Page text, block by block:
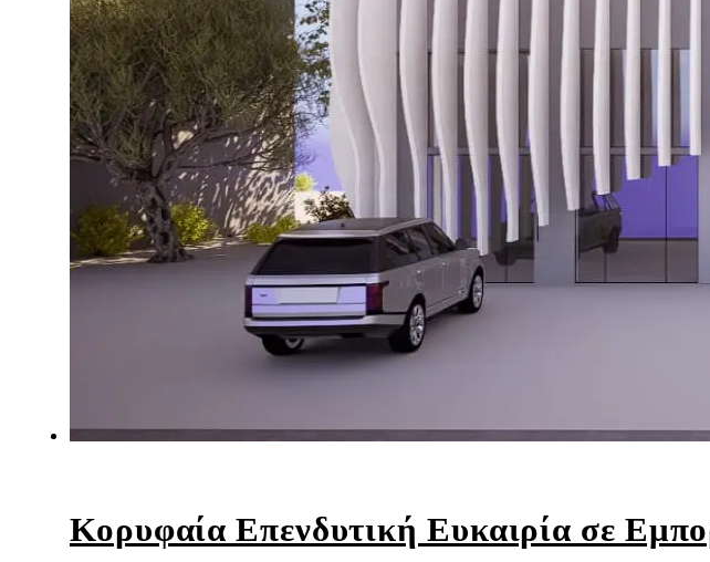
Κορυφαία Επενδυτική Ευκαιρία σε